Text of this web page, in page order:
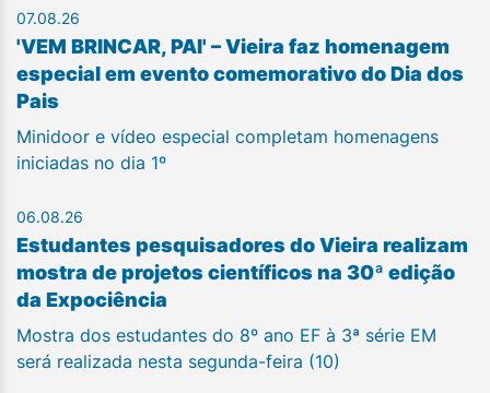
07.08.26
'VEM BRINCAR, PAI' – Vieira faz homenagem
especial em evento comemorativo do Dia dos
Pais
Minidoor e vídeo especial completam homenagens
iniciadas no dia 1º
06.08.26
Estudantes pesquisadores do Vieira realizam
mostra de projetos científicos na 30ª edição
da Expociência
Mostra dos estudantes do 8º ano EF à 3ª série EM
será realizada nesta segunda-feira (10)